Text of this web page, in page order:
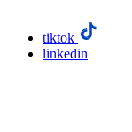
tiktok
linkedin